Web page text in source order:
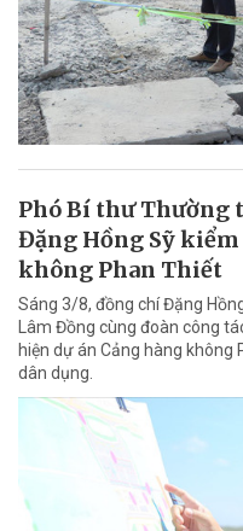
Phó Bí thư Thường
Đặng Hồng Sỹ
không Phan Thiết
Sáng 3/8, đồng chí Đặng
Lâm Đồng cùng đoàn công
hiện dự án Cảng hàng không
dân dụng.